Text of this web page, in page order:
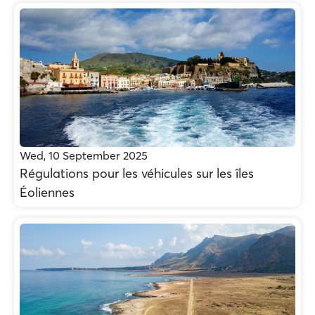
Wed, 10 September 2025
Régulations pour les véhicules sur les îles
Éoliennes